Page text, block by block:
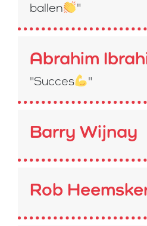
ballen
"
Abrahim
"Succes "
Barry Wijnay
Rob